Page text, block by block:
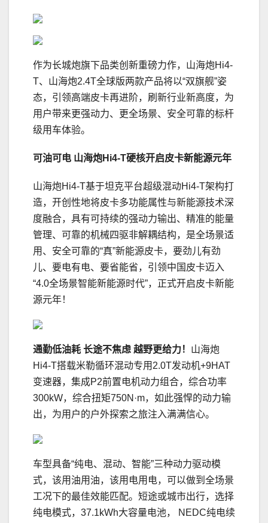
作为长城炮旗下品类创新重磅力作，山海炮Hi4-
T、山海炮2.4T全球版两款产品将以“双旗舰”姿
态，引领高端皮卡再进阶，刷新行业新高度，为
用户带来更强动力、更全场景、安全可靠的标杆
级用车体验。
可油可电 山海炮Hi4-T硬核开启皮卡新能源元年
山海炮Hi4-T基于坦克平台超级混动Hi4-T架构打
造，开创性地将皮卡多功能属性与新能源技术深
度融合，具有可持续的强动力输出、精准的能量
管理、可靠的机械四驱非解耦结构，是全场景适
用、安全可靠的“真”新能源皮卡，要劲儿有劲
儿、要电有电、要省能省，引领中国皮卡迈入
“4.0全场景智能新能源时代”，正式开启皮卡新能
源元年！
通勤低油耗 长途不焦虑 越野更给力！ 山海炮
Hi4-T搭载米勒循环混动专用2.0T发动机+9HAT
变速器，集成P2前置电机动力组合，综合功率
300kW，综合扭矩750N·m，如此强悍的动力输
出，为用户的户外探索之旅注入满满信心。
车型具备“纯电、混动、智能”三种动力驱动模
式，该用油用油，该用电用电，可以做到全场景
工况下的最佳效能匹配。短途或城市出行，选择
纯电模式，37.1kWh大容量电池， NEDC纯电续